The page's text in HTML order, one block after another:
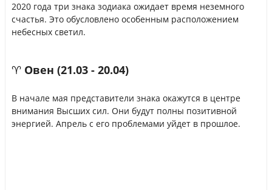
2020 года три знака зодиака ожидает время неземного
счастья. Это обусловлено особенным расположением
небесных светил.
♈ Овен (21.03 - 20.04)
В начале мая представители знака окажутся в центре
внимания Высших сил. Они будут полны позитивной
энергией. Апрель с его проблемами уйдет в прошлое.